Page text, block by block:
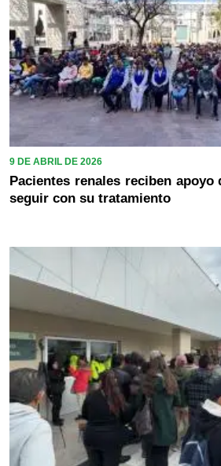
9 DE ABRIL DE 2026
Pacientes renales reciben apoyo
seguir con su tratamiento